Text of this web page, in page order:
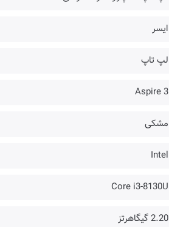
ایسر
لپ تاپ
Aspire 3
مشکی
Intel
Core i3-8130U
2.20 گیگاهرتز